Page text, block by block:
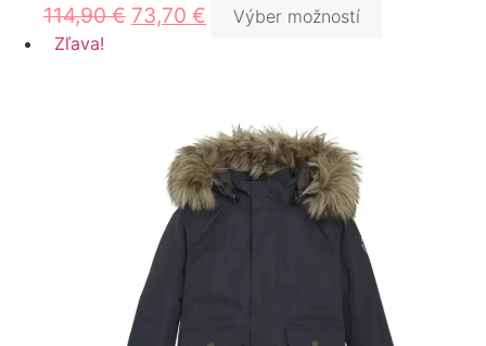
114,90€ 73,70 €
Výber možností
Zľava!